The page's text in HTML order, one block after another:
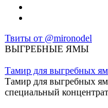
Твиты от @mironodel
ВЫГРЕБНЫЕ ЯМЫ
Тамир для выгребных ям
Тамир для выгребных
специальный